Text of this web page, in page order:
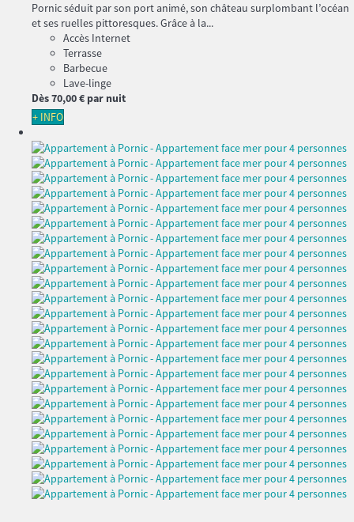
Pornic séduit par son port animé, son château surplombant l’océan
et ses ruelles pittoresques. Grâce à la...
Accès Internet
Terrasse
Barbecue
Lave-linge
Dès70,00 € par nuit
+ INFO